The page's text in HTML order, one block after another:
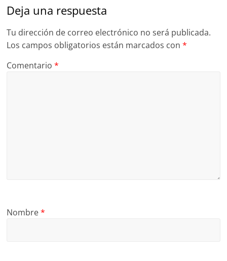
Deja una respuesta
Tu dirección de correo electrónico no será publicada.
Los campos obligatorios están marcados con*
Comentario*
Nombre*